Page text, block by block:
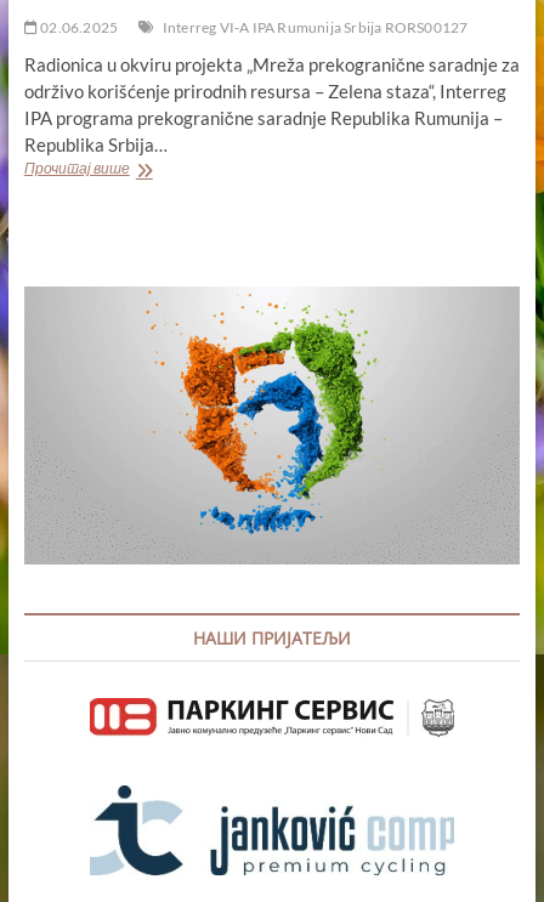
02.06.2025 Interreg VI-A IPA Rumunija Srbija RORS00127
Radionica u okviru projekta „Mreža prekogranične saradnje za
održivo korišćenje prirodnih resursa – Zelena staza“, Interreg
IPA programa prekogranične saradnje Republika Rumunija –
Republika Srbija…
Прочитај вишеRADIONICA
BELOJ
НАШИ ПРИЈАТЕЉИ